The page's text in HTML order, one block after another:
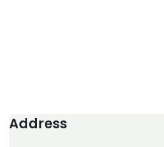
Address